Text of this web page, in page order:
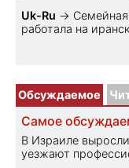
Uk-Ru →
работала на
Обсуждаемое
Самое
В Израиле
уезжают